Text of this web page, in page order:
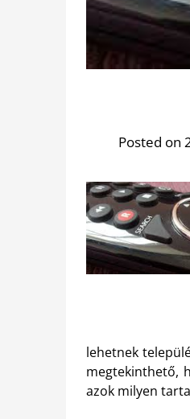
Posted on
lehetnek
megtekinthető,
azok milyen